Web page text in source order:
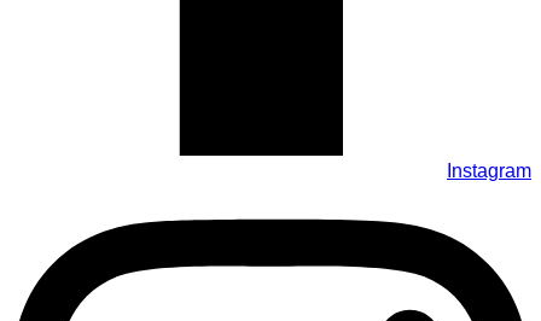
Instagram